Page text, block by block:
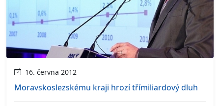
16. června 2012
Moravskoslezskému kraji hrozí třímiliardový dluh